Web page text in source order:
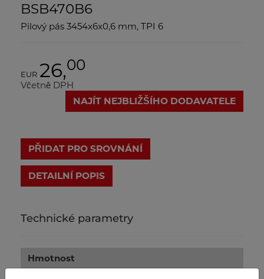
BSB470B6
Pilový pás 3454x6x0,6 mm, TPI 6
EUR 26,00
Včetně DPH
NAJÍT NEJBLIŽŠÍHO DODAVATELE
PŘIDAT PRO SROVNÁNÍ
DETAILNÍ POPIS
Technické parametry
Hmotnost